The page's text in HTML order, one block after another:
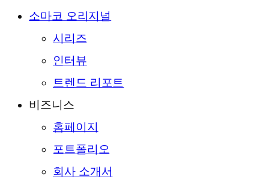
소마코 오리지널
시리즈
인터뷰
트렌드 리포트
비즈니스
홈페이지
포트폴리오
회사 소개서